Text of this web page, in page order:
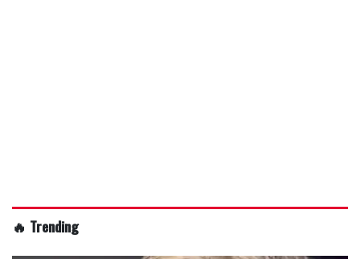
🔥 Trending